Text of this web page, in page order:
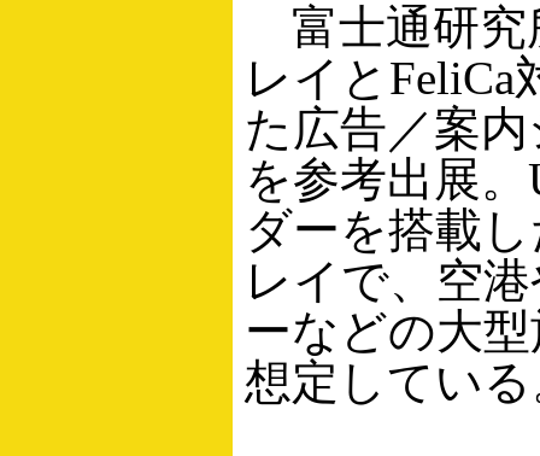
富士通研究
レイと
た広告／案
を参考出展
ダーを搭載
レイで、空
ーなどの大
想定してい